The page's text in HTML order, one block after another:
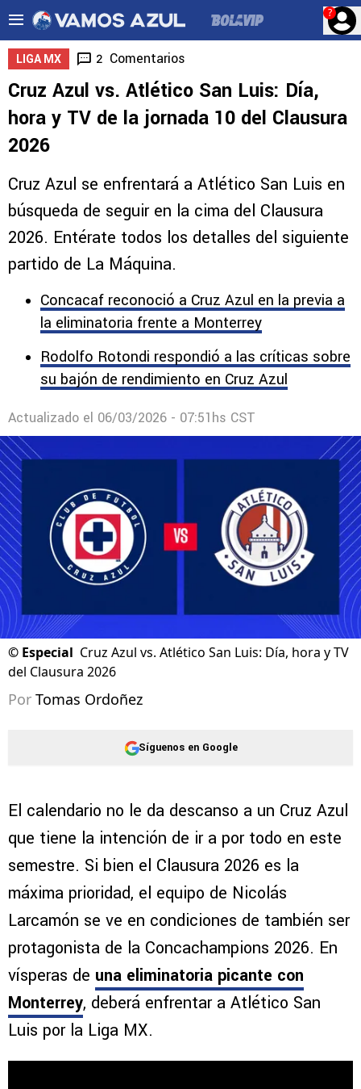
?
LIGA MX 2 Comentarios
Cruz Azul vs. Atlético San Luis: Día,
hora y TV de la jornada 10 del Clausura
2026
Cruz Azul se enfrentará a Atlético San Luis en
búsqueda de seguir en la cima del Clausura
2026. Entérate todos los detalles del siguiente
partido de La Máquina.
Concacaf reconoció a Cruz Azul en la previa a
la eliminatoria frente a Monterrey
Rodolfo Rotondi respondió a las críticas sobre
su bajón de rendimiento en Cruz Azul
Actualizado el 06/03/2026 - 07:51hs CST
© Especial Cruz Azul vs. Atlético San Luis: Día, hora y TV
del Clausura 2026
Por Tomas Ordoñez
Síguenos en Google
El calendario no le da descanso a un Cruz Azul
que tiene la intención de ir a por todo en este
semestre. Si bien el Clausura 2026 es la
máxima prioridad, el equipo de Nicolás
Larcamón se ve en condiciones de también ser
protagonista de la Concachampions 2026. En
vísperas de una eliminatoria picante con
Monterrey, deberá enfrentar a Atlético San
Luis por la Liga MX.